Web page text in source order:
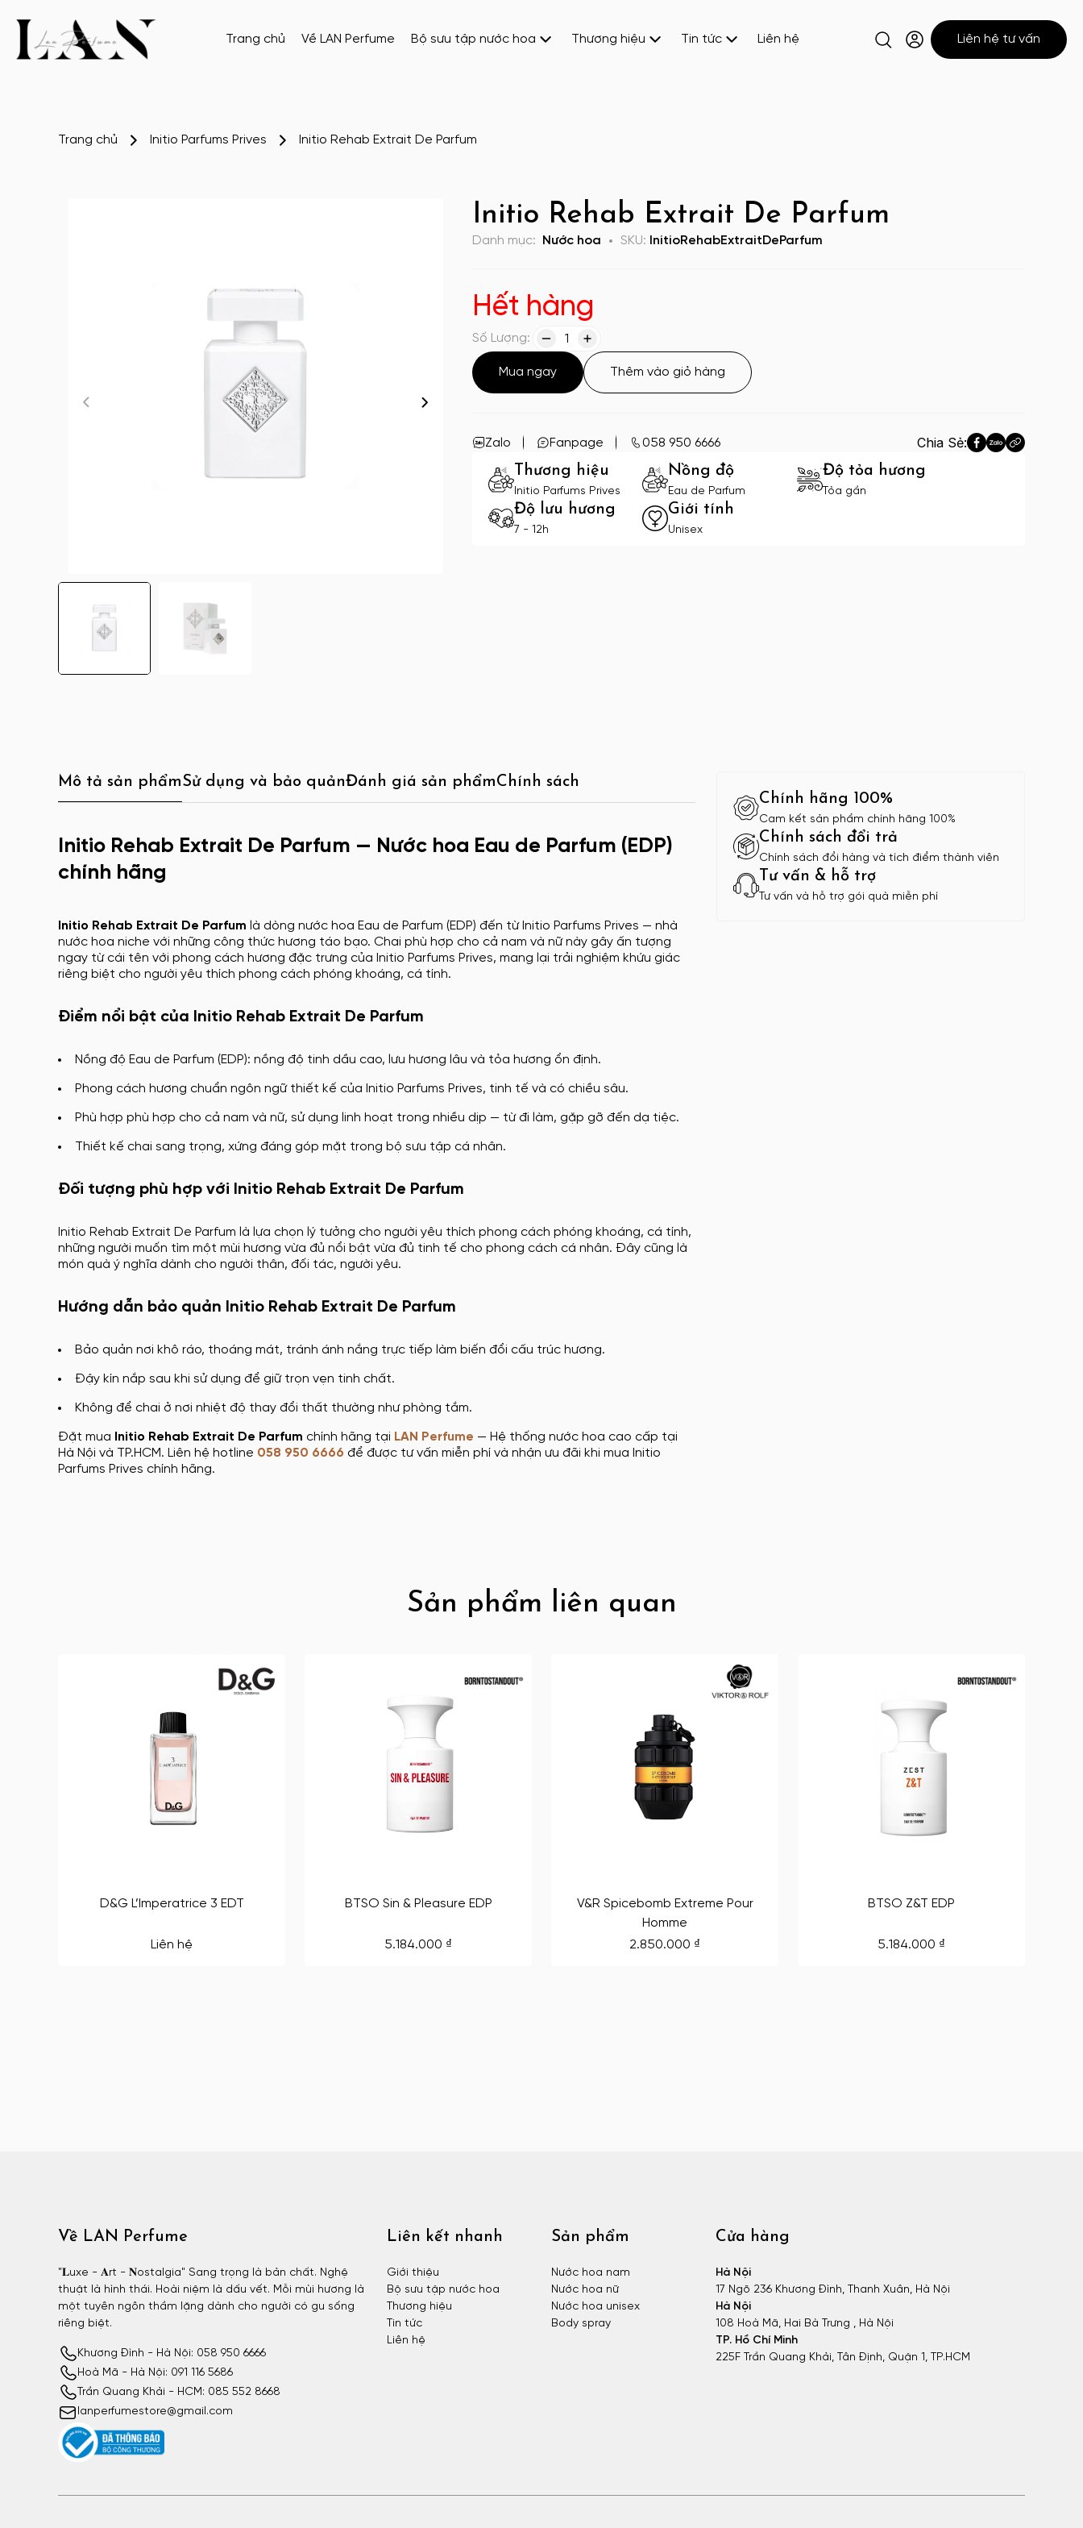
Trang chủ Về LAN Perfume Bộ sưu tập nước hoa Thương hiệu Tin tức Liên hệ Liên hệ tư vấn
Trang chủ Initio Parfums Prives Initio Rehab Extrait De Parfum
Initio Rehab Extrait De Parfum
Danh mục: Nước hoa SKU: InitioRehabExtraitDeParfum
Hết hàng
Số Lượng: 1
Mua ngay Thêm vào giỏ hàng
Zalo Fanpage 058 950 6666
Chia Sẻ:
Thương hiệu
Initio Parfums Prives
Nồng độ
Eau de Parfum
Độ tỏa hương
Tỏa gần
Độ lưu hương
7 - 12h
Giới tính
Unisex
Mô tả sản phẩmSử dụng và bảo quảnĐánh giá sản phẩmChính sách
Initio Rehab Extrait De Parfum — Nước hoa Eau de Parfum (EDP)
chính hãng
Initio Rehab Extrait De Parfum là dòng nước hoa Eau de Parfum (EDP) đến từ Initio Parfums Prives — nhà
nước hoa niche với những công thức hương táo bạo. Chai phù hợp cho cả nam và nữ này gây ấn tượng
ngay từ cái tên với phong cách hương đặc trưng của Initio Parfums Prives, mang lại trải nghiệm khứu giác
riêng biệt cho người yêu thích phong cách phóng khoáng, cá tính.
Điểm nổi bật của Initio Rehab Extrait De Parfum
Nồng độ Eau de Parfum (EDP): nồng độ tinh dầu cao, lưu hương lâu và tỏa hương ổn định.
Phong cách hương chuẩn ngôn ngữ thiết kế của Initio Parfums Prives, tinh tế và có chiều sâu.
Phù hợp phù hợp cho cả nam và nữ, sử dụng linh hoạt trong nhiều dịp — từ đi làm, gặp gỡ đến dạ tiệc.
Thiết kế chai sang trọng, xứng đáng góp mặt trong bộ sưu tập cá nhân.
Đối tượng phù hợp với Initio Rehab Extrait De Parfum
Initio Rehab Extrait De Parfum là lựa chọn lý tưởng cho người yêu thích phong cách phóng khoáng, cá tính,
những người muốn tìm một mùi hương vừa đủ nổi bật vừa đủ tinh tế cho phong cách cá nhân. Đây cũng là
món quà ý nghĩa dành cho người thân, đối tác, người yêu.
Hướng dẫn bảo quản Initio Rehab Extrait De Parfum
Bảo quản nơi khô ráo, thoáng mát, tránh ánh nắng trực tiếp làm biến đổi cấu trúc hương.
Đậy kín nắp sau khi sử dụng để giữ trọn vẹn tinh chất.
Không để chai ở nơi nhiệt độ thay đổi thất thường như phòng tắm.
Đặt mua Initio Rehab Extrait De Parfum chính hãng tại LAN Perfume — Hệ thống nước hoa cao cấp tại
Hà Nội và TP.HCM. Liên hệ hotline 058 950 6666 để được tư vấn miễn phí và nhận ưu đãi khi mua Initio
Parfums Prives chính hãng.
Chính hãng 100%
Cam kết sản phẩm chính hãng 100%
Chính sách đổi trả
Chính sách đổi hàng và tích điểm thành viên
Tư vấn & hỗ trợ
Tư vấn và hỗ trợ gói quà miễn phí
Sản phẩm liên quan
D&G L’Imperatrice 3 EDT
Liên hệ
BTSO Sin & Pleasure EDP
5.184.000 ₫
V&R Spicebomb Extreme Pour
Homme
2.850.000 ₫
BTSO Z&T EDP
5.184.000 ₫
Về LAN Perfume
"𝐋uxe - 𝐀rt - 𝐍ostalgia" Sang trọng là bản chất. Nghệ
thuật là hình thái. Hoài niệm là dấu vết. Mỗi mùi hương là
một tuyên ngôn thầm lặng dành cho người có gu sống
riêng biệt.
Khương Đình - Hà Nội: 058 950 6666
Hoà Mã - Hà Nội: 091 116 5686
Trần Quang Khải - HCM: 085 552 8668
lanperfumestore@gmail.com
Liên kết nhanh
Giới thiệu
Bộ sưu tập nước hoa
Thương hiệu
Tin tức
Liên hệ
Sản phẩm
Nước hoa nam
Nước hoa nữ
Nước hoa unisex
Body spray
Cửa hàng
Hà Nội
17 Ngõ 236 Khương Đình, Thanh Xuân, Hà Nội
Hà Nội
108 Hoà Mã, Hai Bà Trưng , Hà Nội
TP. Hồ Chí Minh
225F Trần Quang Khải, Tân Định, Quận 1, TP.HCM